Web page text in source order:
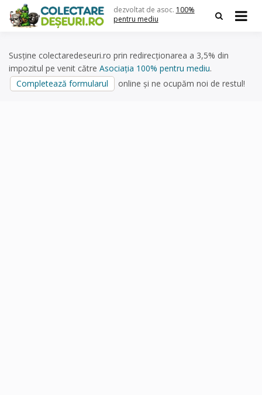
content
dezvoltat de asoc. 100%
pentru mediu
Susține colectaredeseuri.ro prin redirecționarea a 3,5% din
impozitul pe venit către Asociația 100% pentru mediu.
Completează formularul
online și ne ocupăm noi de restul!